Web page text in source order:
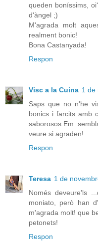
queden boníssims,
d'àngel ;)
M'agrada molt
realment bonic!
Bona Castanyada!
Respon
Visc a la Cuina 1 de
Saps que no n'he
bonics i farcits amb
saborosos.Em
veure si agraden!
Respon
Teresa 1 de
Només deveure'ls
moniato, però han
m'agrada molt! que
petonets!
Respon